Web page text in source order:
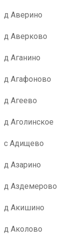
д Аверино
д Аверково
д Аганино
д Агафоново
д Агеево
д Аголинское
с Адищево
д Азарино
д Аздемерово
д Акишино
д Аколово